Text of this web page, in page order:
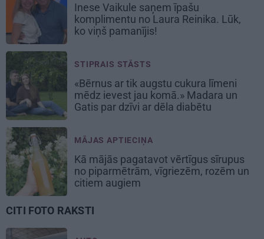
Inese Vaikule saņem īpašu
komplimentu no Laura Reinika. Lūk,
ko viņš pamanījis!
STIPRAIS STĀSTS
«Bērnus ar tik augstu cukura līmeni
mēdz ievest jau komā.» Madara un
Gatis par dzīvi ar dēla diabētu
MĀJAS APTIECIŅA
Kā mājās pagatavot vērtīgus sīrupus
no piparmētrām, vīgriezēm, rozēm un
citiem augiem
CITI FOTO RAKSTI